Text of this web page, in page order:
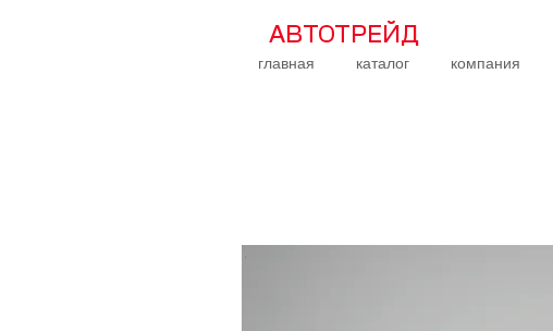
АВТОТРЕЙД
главная каталог компания